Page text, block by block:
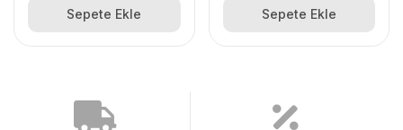
Sepete Ekle Sepete Ekle